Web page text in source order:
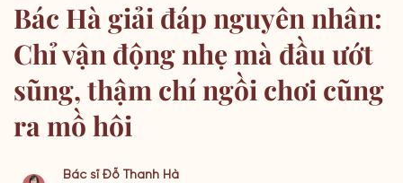
Bác Hà giải đáp nguyên nhân:
Chỉ vận động nhẹ mà đầu ướt
sũng, thậm chí ngồi chơi cũng
ra mồ hôi
Bác sĩ Đỗ Thanh Hà